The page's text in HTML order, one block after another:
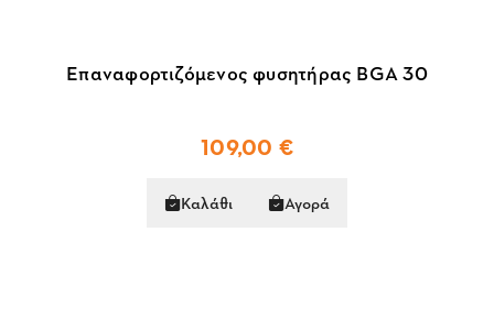
Επαναφορτιζόμενος φυσητήρας BGA 30
109,00 €
Καλάθι Αγορά